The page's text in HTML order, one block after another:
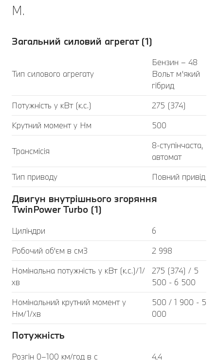
M.
Загальний силовий агрегат (1)
Тип силового агрегату
Бензин – 48
Вольт м’який
гібрид
Потужність у кВт (к.с.)
275 (374)
Крутний момент у Нм
500
Трансмісія
8-ступінчаста,
автомат
Тип приводу
Повний привід
Двигун внутрішнього згоряння
TwinPower Turbo (1)
Циліндри
6
Робочий об'єм в см3
2 998
Номінальна потужність у кВт (к.с.)/1/
хв
275 (374) / 5
500 - 6 500
Номінальний крутний момент у
Нм/1/хв
500 / 1 900 - 5
000
Потужність
Розгін 0–100 км/год в с
4,4